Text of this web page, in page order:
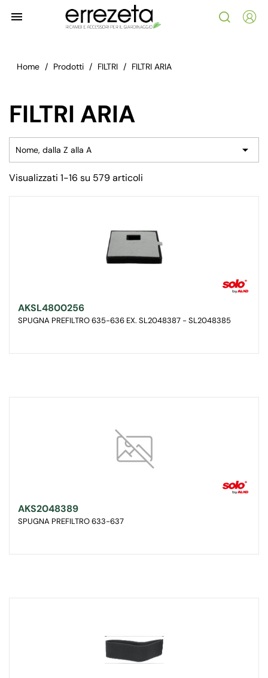

Home Prodotti FILTRI FILTRI ARIA
FILTRI ARIA
Nome, dalla Z alla A 
Visualizzati 1-16 su 579 articoli
AKSL4800256
SPUGNA PREFILTRO 635-636 EX. SL2048387 - SL2048385
AKS2048389
SPUGNA PREFILTRO 633-637